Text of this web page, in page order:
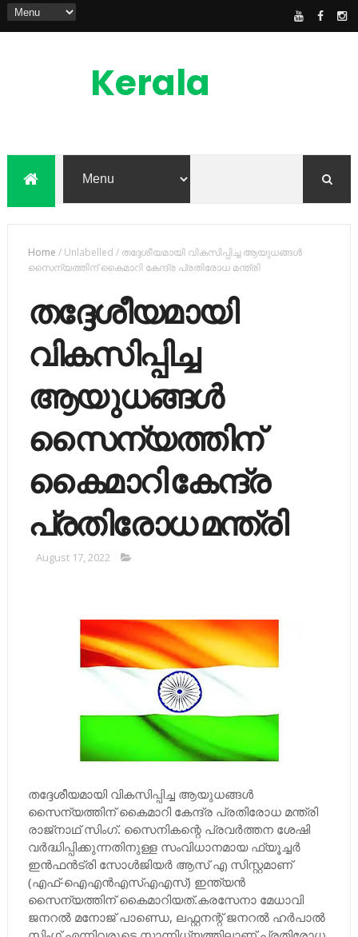
Kerala
Feed
Home /Unlabelled / തദ്ദേശീയമായി വികസിപ്പിച്ച ആയുധങ്ങള്‍
സൈന്യത്തിന് കൈമാറി കേന്ദ്ര പ്രതിരോധ മന്ത്രി
തദ്ദേശീയമായി
വികസിപ്പിച്ച
ആയുധങ്ങള്‍
സൈന്യത്തിന്
കൈമാറി കേന്ദ്ര
പ്രതിരോധ മന്ത്രി
August 17, 2022
തദ്ദേശീയമായി വികസിപ്പിച്ച ആയുധങ്ങള്‍
സൈന്യത്തിന് കൈമാറി കേന്ദ്ര പ്രതിരോധ മന്ത്രി
രാജ്‌നാഥ് സിംഗ്. സൈനികന്റെ പ്രവര്‍ത്തന ശേഷി
വര്‍ദ്ധിപ്പിക്കുന്നതിനുള്ള സംവിധാനമായ ഫ്യൂച്ചര്‍
ഇന്‍ഫന്‍ട്രി സോള്‍ജിയര്‍ ആസ് എ സിസ്റ്റമാണ്
(എഫ്-ഐഎന്‍എസ്‌എഎസ്) ഇന്ത്യന്‍
സൈന്യത്തിന് കൈമാറിയത്.കരസേനാ മേധാവി
ജനറല്‍ മനോജ് പാണ്ഡെ, ലഫ്റ്റനന്റ് ജനറല്‍ ഹര്‍പാല്‍